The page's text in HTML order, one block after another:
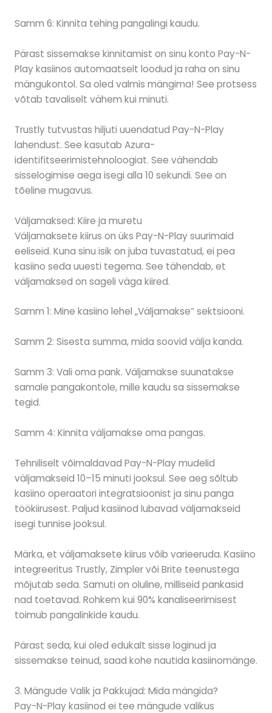
Samm 6: Kinnita tehing pangalingi kaudu.
Pärast sissemakse kinnitamist on sinu konto Pay-N-
Play kasiinos automaatselt loodud ja raha on sinu
mängukontol. Sa oled valmis mängima! See protsess
võtab tavaliselt vähem kui minuti.
Trustly tutvustas hiljuti uuendatud Pay-N-Play
lahendust. See kasutab Azura-
identifitseerimistehnoloogiat. See vähendab
sisselogimise aega isegi alla 10 sekundi. See on
tõeline mugavus.
Väljamaksed: Kiire ja muretu
Väljamaksete kiirus on üks Pay-N-Play suurimaid
eeliseid. Kuna sinu isik on juba tuvastatud, ei pea
kasiino seda uuesti tegema. See tähendab, et
väljamaksed on sageli väga kiired.
Samm 1: Mine kasiino lehel „Väljamakse“ sektsiooni.
Samm 2: Sisesta summa, mida soovid välja kanda.
Samm 3: Vali oma pank. Väljamakse suunatakse
samale pangakontole, mille kaudu sa sissemakse
tegid.
Samm 4: Kinnita väljamakse oma pangas.
Tehniliselt võimaldavad Pay-N-Play mudelid
väljamakseid 10–15 minuti jooksul. See aeg sõltub
kasiino operaatori integratsioonist ja sinu panga
töökiirusest. Paljud kasiinod lubavad väljamakseid
isegi tunnise jooksul.
Märka, et väljamaksete kiirus võib varieeruda. Kasiino
integreeritus Trustly, Zimpler või Brite teenustega
mõjutab seda. Samuti on oluline, milliseid pankasid
nad toetavad. Rohkem kui 90% kanaliseerimisest
toimub pangalinkide kaudu.
Pärast seda, kui oled edukalt sisse loginud ja
sissemakse teinud, saad kohe nautida kasiinomänge.
3. Mängude Valik ja Pakkujad: Mida mängida?
Pay-N-Play kasiinod ei tee mängude valikus